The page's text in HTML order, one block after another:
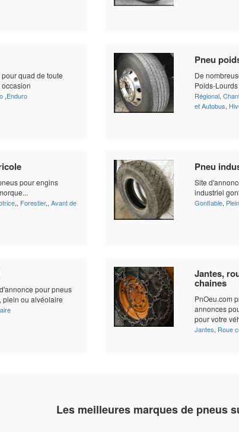
quad de toute
,Enduro
Pneu
De
Poids-
Régional,
et Autobus,
pour engins
,, Forestier,,Avant de
Pneu
Site
industriel
Gonflable, Plein
pour pneus
plein ou alvéolaire
Jantes,
chaines
PnOeu.com
annonces
pour votre
Jantes, Roue
Les meilleures marques de pneus